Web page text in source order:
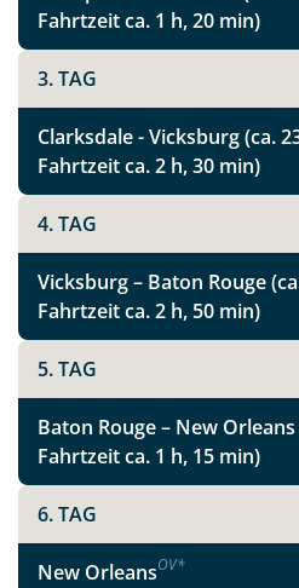
Malerische Küstenstreifen,
Seen – der Süden hat auch
lässt sich erwandern, auf
Autofenster betrachten.
Fahrtzeit ca. 1 h, 20 min)
3. TAG
Clarksdale - Vicksburg (ca.
Fahrtzeit ca. 2 h, 30 min)
4. TAG
Vicksburg – Baton Rouge
Fahrtzeit ca. 2 h, 50 min)
5. TAG
Baton Rouge – New
Fahrtzeit ca. 1 h, 15 min)
6. TAG
New OrleansOV*